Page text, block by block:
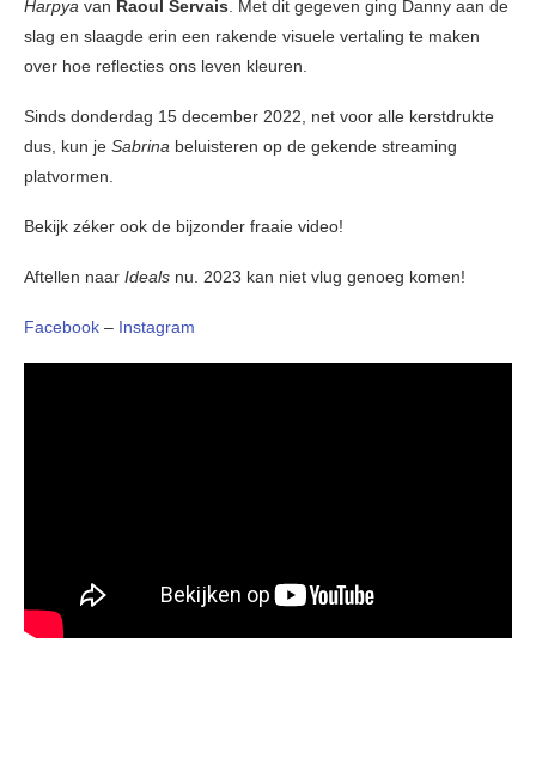
Harpya van Raoul Servais . Met dit gegeven ging Danny aan de
slag en slaagde erin een rakende visuele vertaling te maken
over hoe reflecties ons leven kleuren.
Sinds donderdag 15 december 2022, net voor alle kerstdrukte
dus, kun je Sabrina beluisteren op de gekende streaming
platvormen.
Bekijk zéker ook de bijzonder fraaie video!
Aftellen naar Ideals nu. 2023 kan niet vlug genoeg komen!
Facebook – Instagram